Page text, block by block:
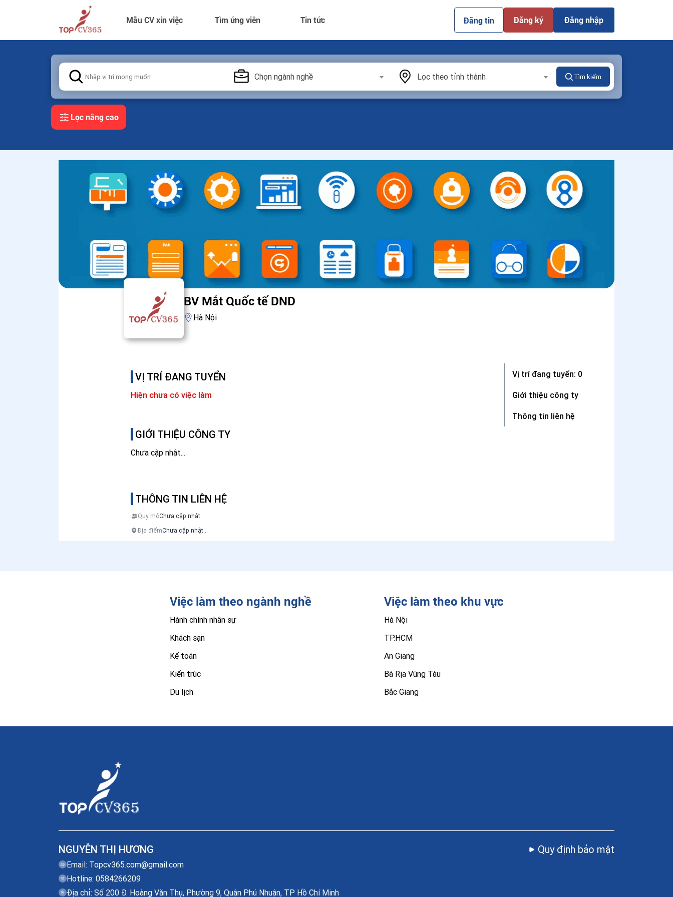
Mẫu CV xin việc Tìm ứng viên Tin tức Đăng tin Đăng ký Đăng nhập
Chọn ngành nghề Lọc theo tỉnh thành Tìm kiếm
Lọc nâng cao
BV Mắt Quốc tế DND
Hà Nội
VỊ TRÍ ĐANG TUYỂN
Hiện chưa có việc làm
GIỚI THIỆU CÔNG TY
Chưa cập nhật...
THÔNG TIN LIÊN HỆ
Quy môChưa cập nhật
Địa điểmChưa cập nhật...
Vị trí đang tuyển: 0
Giới thiệu công ty
Thông tin liên hệ
Việc làm theo ngành nghề
Hành chính nhân sự
Khách sạn
Kế toán
Kiến trúc
Du lịch
Việc làm theo khu vực
Hà Nội
TP.HCM
An Giang
Bà Rịa Vũng Tàu
Bắc Giang
NGUYỄN THỊ HƯƠNG
Email: Topcv365.com@gmail.com
Hotline: 0584266209
Địa chỉ: Số 200 Đ. Hoàng Văn Thụ, Phường 9, Quận Phú Nhuận, TP Hồ Chí Minh
Quy định bảo mật